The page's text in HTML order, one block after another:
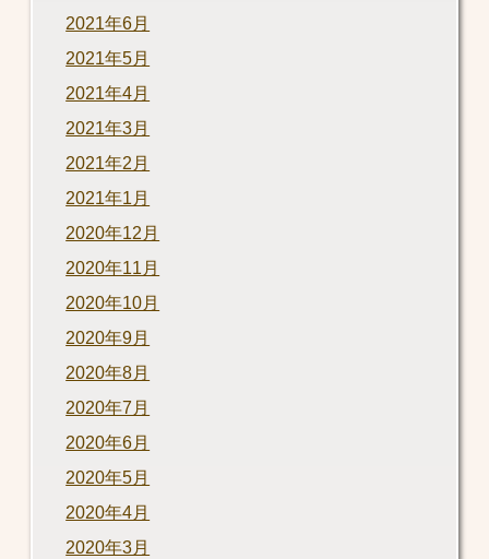
2021年6月
2021年5月
2021年4月
2021年3月
2021年2月
2021年1月
2020年12月
2020年11月
2020年10月
2020年9月
2020年8月
2020年7月
2020年6月
2020年5月
2020年4月
2020年3月